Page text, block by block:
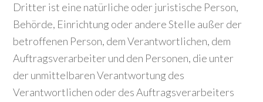
Dritter ist eine natürliche oder juristische Person,
Behörde, Einrichtung oder andere Stelle außer der
betroffenen Person, dem Verantwortlichen, dem
Auftragsverarbeiter und den Personen, die unter
der unmittelbaren Verantwortung des
Verantwortlichen oder des Auftragsverarbeiters